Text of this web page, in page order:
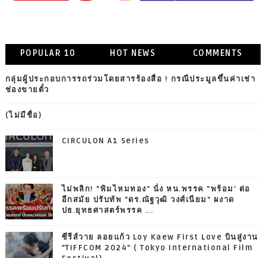
POPULAR 10 HOT NEWS COMMENTS
กลุ่มผู้ประกอบการรถร่วมโดยสารร้องสื่อ ! กรณีประมูลขึ้นค่าเช่า
ช่องขายตั๋ว
(ไม่มีชื่อ)
CIRCULON A1 Series
ไม่พลิก! "พิมไหมทอง" นั่ง หน.พรรค "พร้อม' ต่อ
อีกสมัย ปรับทัพ "ดร.ณัฐวุฒิ วงศ์เนียม" ผงาด
ปธ.ยุทธศาสตร์พรรค ...
ซีรีส์วาย ลอยแก้ว Loy Kaew First Love บินสู่งาน
"TIFFCOM 2024" ( Tokyo International Film